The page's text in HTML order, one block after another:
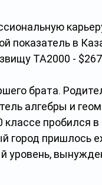
показатель в
ТА2000 -
брата.
алгебры и
классе пробился
город пришлось
уровень,